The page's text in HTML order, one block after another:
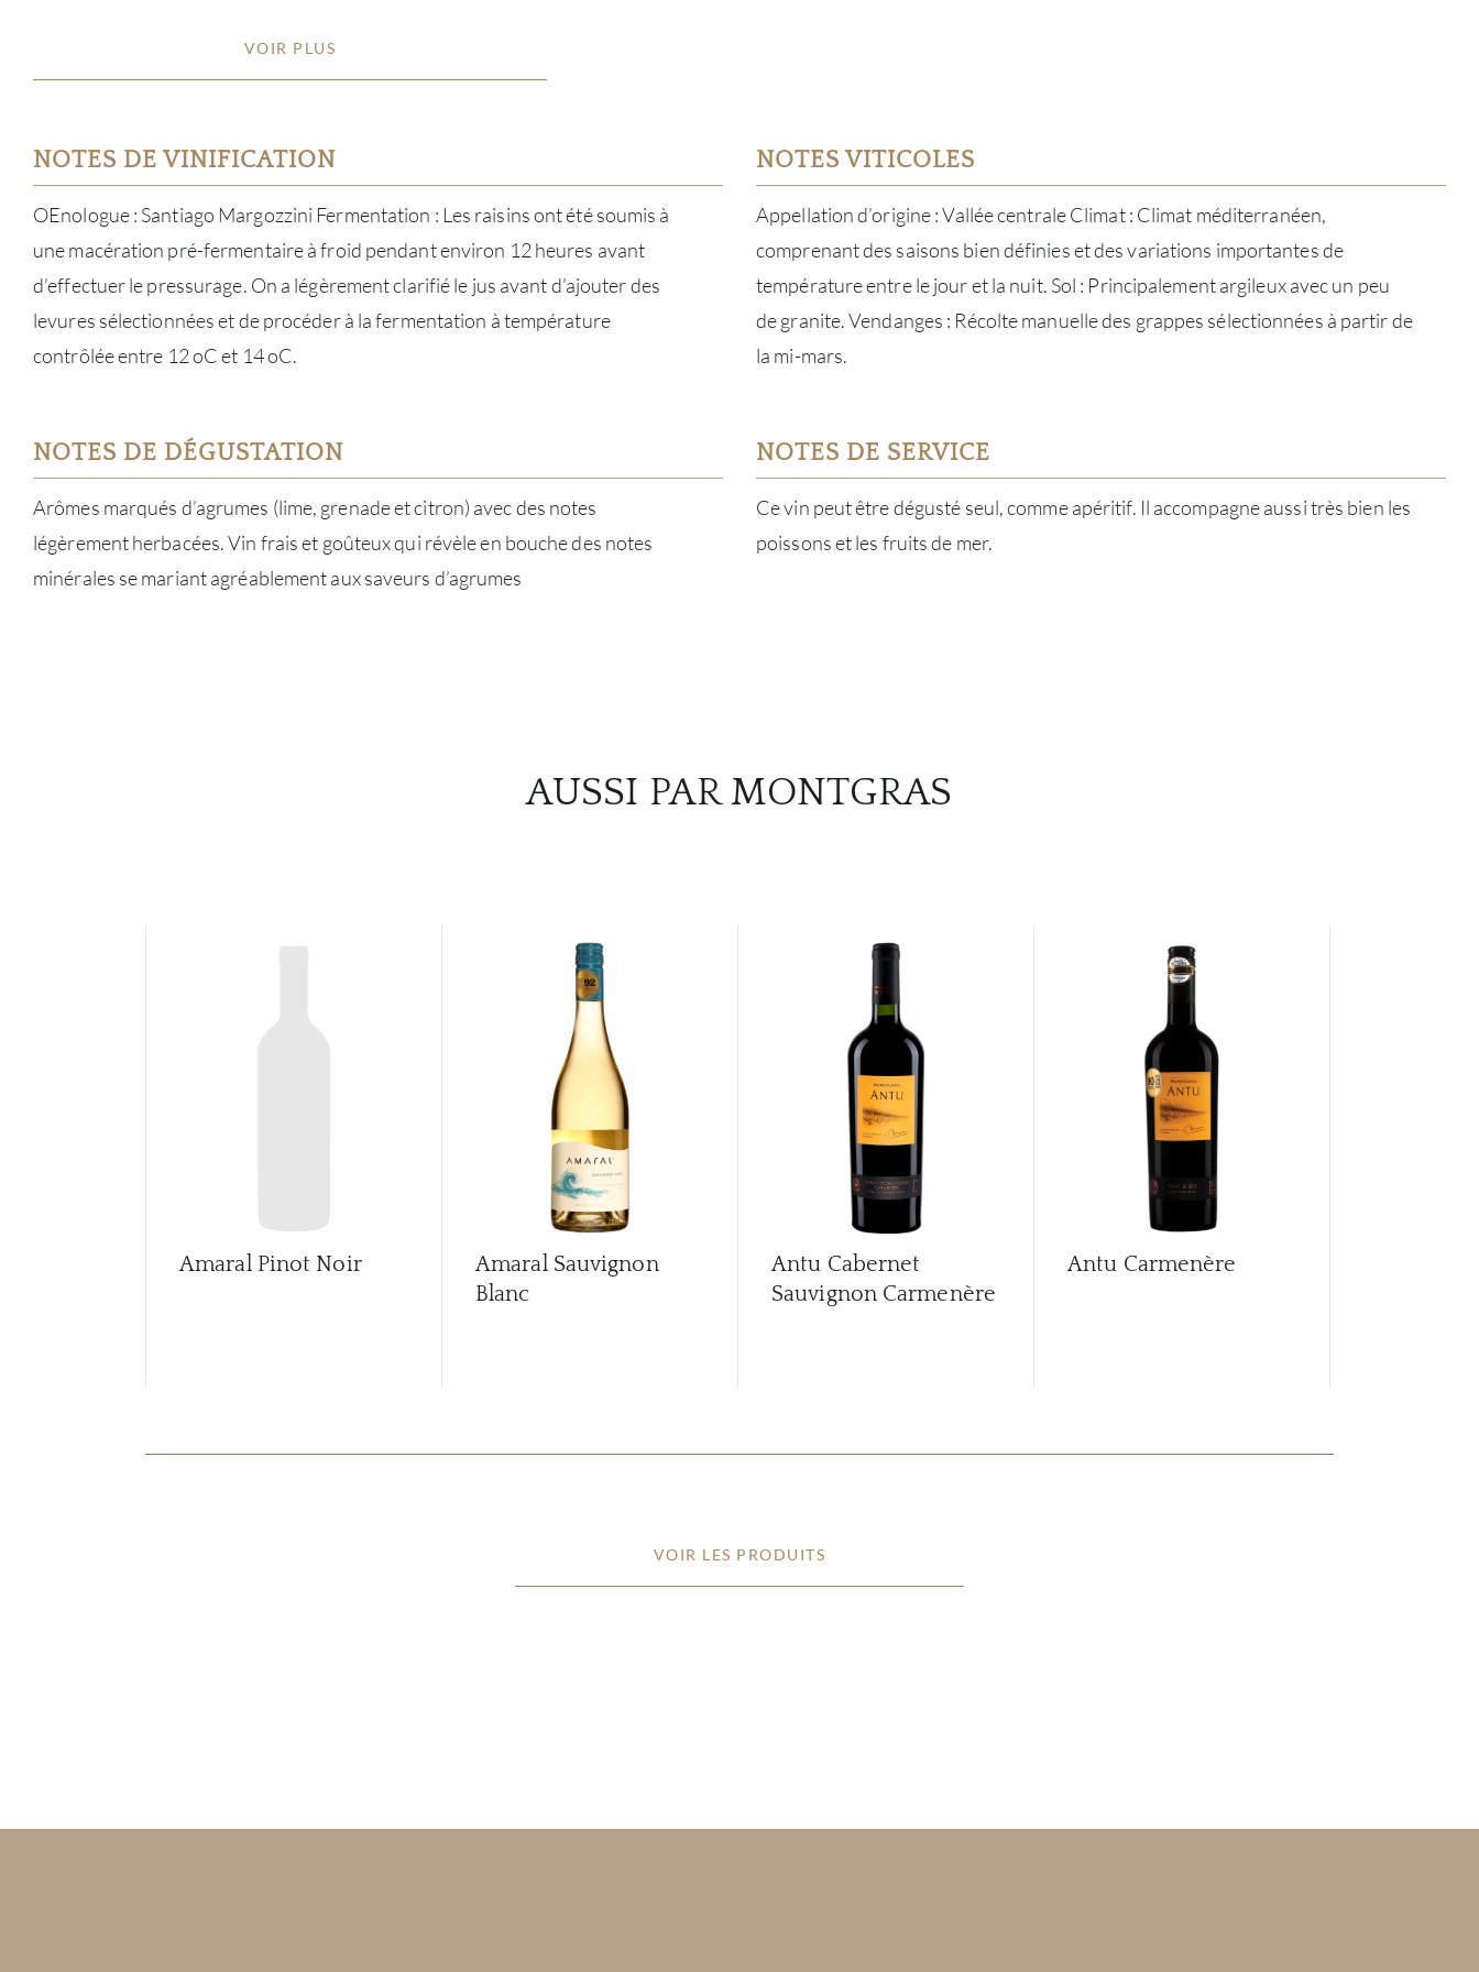
VOIR PLUS
NOTES DE VINIFICATION
OEnologue : Santiago Margozzini Fermentation : Les raisins ont été soumis à
une macération pré-fermentaire à froid pendant environ 12 heures avant
d’effectuer le pressurage. On a légèrement clarifié le jus avant d’ajouter des
levures sélectionnées et de procéder à la fermentation à température
contrôlée entre 12 oC et 14 oC.
NOTES VITICOLES
Appellation d’origine : Vallée centrale Climat : Climat méditerranéen,
comprenant des saisons bien définies et des variations importantes de
température entre le jour et la nuit. Sol : Principalement argileux avec un peu
de granite. Vendanges : Récolte manuelle des grappes sélectionnées à partir de
la mi-mars.
NOTES DE DÉGUSTATION
Arômes marqués d’agrumes (lime, grenade et citron) avec des notes
légèrement herbacées. Vin frais et goûteux qui révèle en bouche des notes
minérales se mariant agréablement aux saveurs d’agrumes
NOTES DE SERVICE
Ce vin peut être dégusté seul, comme apéritif. Il accompagne aussi très bien les
poissons et les fruits de mer.
AUSSI PAR MONTGRAS
Amaral Pinot Noir
Amaral Sauvignon
Blanc
Antu Cabernet
Sauvignon Carmenère
Antu Carmenère
VOIR LES PRODUITS